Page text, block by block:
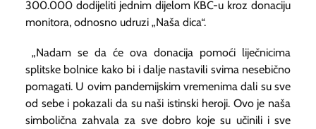
300.000 dodijeliti jednim dijelom KBC-u kroz donaciju
monitora, odnosno udruzi „Naša dica“.
„Nadam se da će ova donacija pomoći liječnicima
splitske bolnice kako bi i dalje nastavili svima nesebično
pomagati. U ovim pandemijskim vremenima dali su sve
od sebe i pokazali da su naši istinski heroji. Ovo je naša
simbolična zahvala za sve dobro koje su učinili i sve